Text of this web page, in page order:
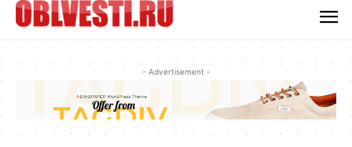
- Advertisement -